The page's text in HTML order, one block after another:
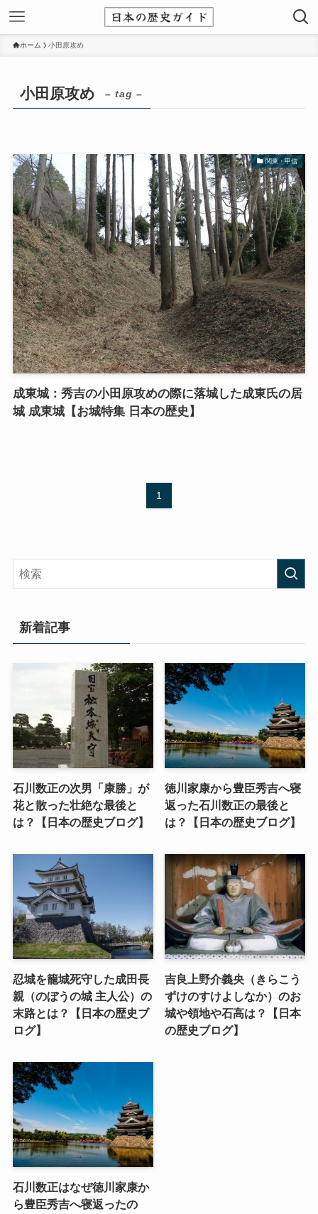
ホーム 小田原攻め
小田原攻め – tag –
関東・甲信
成東城：秀吉の小田原攻めの際に落城した成東氏の居
城 成東城【お城特集 日本の歴史】
1
新着記事
石川数正の次男「康勝」が
花と散った壮絶な最後と
は？【日本の歴史ブログ】
徳川家康から豊臣秀吉へ寝
返った石川数正の最後と
は？【日本の歴史ブログ】
忍城を籠城死守した成田長
親（のぼうの城 主人公）の
末路とは？【日本の歴史ブ
ログ】
吉良上野介義央（きらこう
ずけのすけよしなか）のお
城や領地や石高は？【日本
の歴史ブログ】
石川数正はなぜ徳川家康か
ら豊臣秀吉へ寝返ったの